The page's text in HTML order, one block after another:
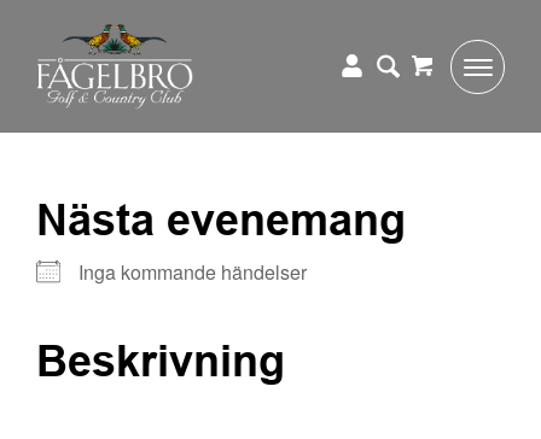
Nästa evenemang
Inga kommande händelser
Beskrivning